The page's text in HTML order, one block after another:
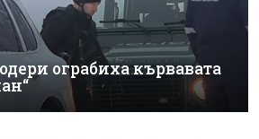
ограбиха кървавата